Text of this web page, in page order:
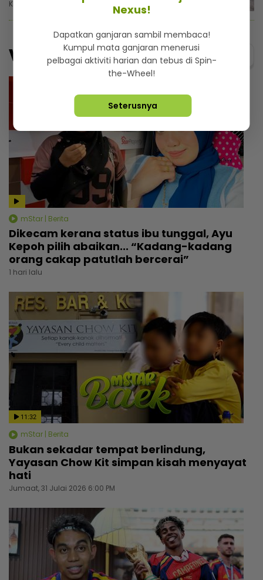
Khamis, 6 Ogos 2026 5:46 PM
Video Menarik@video
mStar | Berita
Dikecam kerana status ibu tunggal, Ayu
Kepoh pilih abaikan... “Kadang-kadang
orang cakap patutlah bercerai”
1 hari lalu
11:32
mStar | Berita
Bukan sekadar tempat berlindung,
Yayasan Chow Kit simpan kisah menyayat
hati
Jumaat, 31 Julai 2026 6:00 PM
Nexus!
Dapatkan ganjaran sambil membaca!
Kumpul mata ganjaran menerusi
pelbagai aktiviti harian dan tebus di Spin-
the-Wheel!
Seterusnya